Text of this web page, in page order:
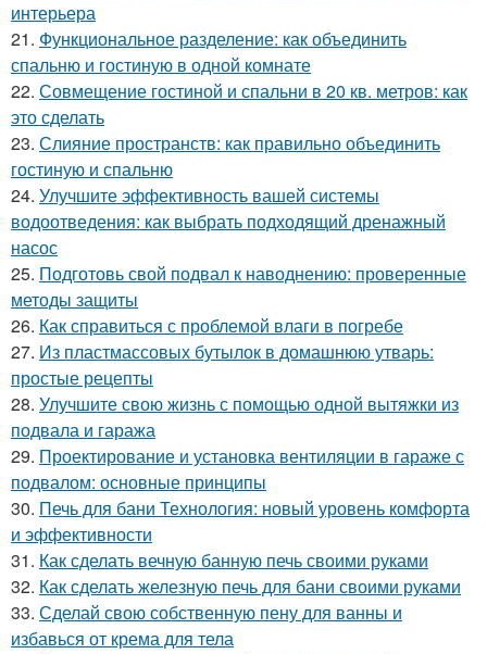
интерьера
21. Функциональное разделение: как объединить
спальню и гостиную в одной комнате
22. Совмещение гостиной и спальни в 20 кв. метров: как
это сделать
23. Слияние пространств: как правильно объединить
гостиную и спальню
24. Улучшите эффективность вашей системы
водоотведения: как выбрать подходящий дренажный
насос
25. Подготовь свой подвал к наводнению: проверенные
методы защиты
26. Как справиться с проблемой влаги в погребе
27. Из пластмассовых бутылок в домашнюю утварь:
простые рецепты
28. Улучшите свою жизнь с помощью одной вытяжки из
подвала и гаража
29. Проектирование и установка вентиляции в гараже с
подвалом: основные принципы
30. Печь для бани Технология: новый уровень комфорта
и эффективности
31. Как сделать вечную банную печь своими руками
32. Как сделать железную печь для бани своими руками
33. Сделай свою собственную пену для ванны и
избавься от крема для тела